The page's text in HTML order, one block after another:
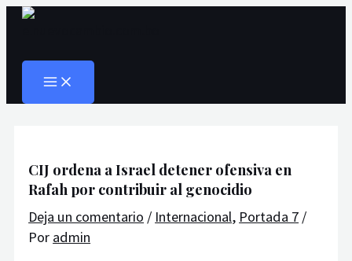
Ir
contenido
MAIN
CIJ ordena a Israel detener ofensiva en
Rafah por contribuir al genocidio
Deja un comentario / Internacional, Portada 7 /
Por admin
Navegación
entradas
Escribe
Nombre*
Correo
Web